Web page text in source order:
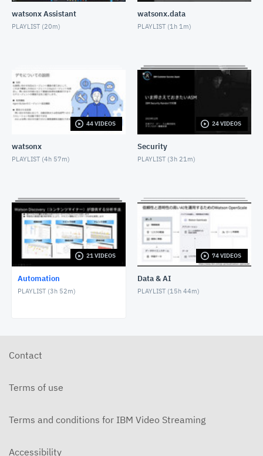
Turbonomicを使ってサステナブル・ダッシュボード
ィック・モニタリング）座学編
AUGUST 17, 2023
Instana Build253 最新機能紹介_外形監視（シンセテ
ィック・モニタリング）デモ編
AUGUST 17, 2023
Turbonomic×Grafana レポート出力してみよう第一
Ansibleを動かしてみたZ
DECEMBER 29, 2023
IaCの生産性を向上するWCA for Ansible Lightspeed
watsonx Assistant
PLAYLIST (20m)
watsonx.data
PLAYLIST (1h 1m)
44 VIDEOS
watsonx
PLAYLIST (4h 57m)
24 VIDEOS
Security
PLAYLIST (3h 21m)
21 VIDEOS
Automation
PLAYLIST (3h 52m)
74 VIDEOS
Data & AI
PLAYLIST (15h 44m)
Contact
Terms of use
Terms and conditions for IBM Video Streaming
Accessibility